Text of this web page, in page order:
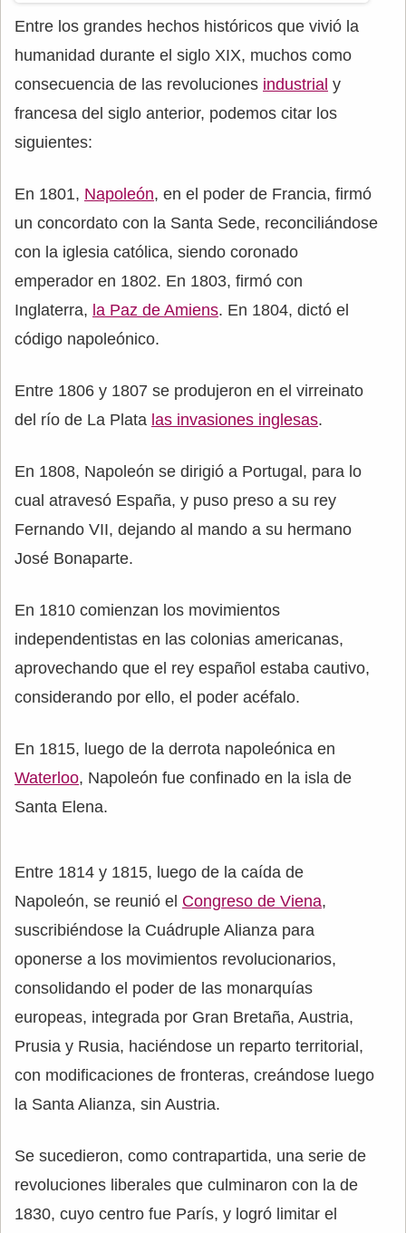
Entre los grandes hechos históricos que vivió la
humanidad durante el siglo XIX, muchos como
consecuencia de las revoluciones industrial y
francesa del siglo anterior, podemos citar los
siguientes:
En 1801, Napoleón, en el poder de Francia, firmó
un concordato con la Santa Sede, reconciliándose
con la iglesia católica, siendo coronado
emperador en 1802. En 1803, firmó con
Inglaterra, la Paz de Amiens. En 1804, dictó el
código napoleónico.
Entre 1806 y 1807 se produjeron en el virreinato
del río de La Plata las invasiones inglesas.
En 1808, Napoleón se dirigió a Portugal, para lo
cual atravesó España, y puso preso a su rey
Fernando VII, dejando al mando a su hermano
José Bonaparte.
En 1810 comienzan los movimientos
independentistas en las colonias americanas,
aprovechando que el rey español estaba cautivo,
considerando por ello, el poder acéfalo.
En 1815, luego de la derrota napoleónica en
Waterloo, Napoleón fue confinado en la isla de
Santa Elena.
Entre 1814 y 1815, luego de la caída de
Napoleón, se reunió el Congreso de Viena,
suscribiéndose la Cuádruple Alianza para
oponerse a los movimientos revolucionarios,
consolidando el poder de las monarquías
europeas, integrada por Gran Bretaña, Austria,
Prusia y Rusia, haciéndose un reparto territorial,
con modificaciones de fronteras, creándose luego
la Santa Alianza, sin Austria.
Se sucedieron, como contrapartida, una serie de
revoluciones liberales que culminaron con la de
1830, cuyo centro fue París, y logró limitar el